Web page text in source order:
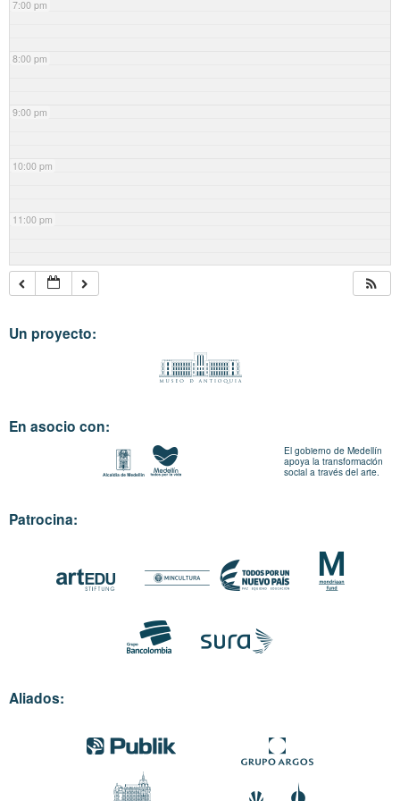
7:00 pm
8:00 pm
9:00 pm
10:00 pm
11:00 pm
Un proyecto:
En asocio con:
El gobierno de Medellín
apoya la transformación
social a través del arte.
Patrocina:
Aliados: